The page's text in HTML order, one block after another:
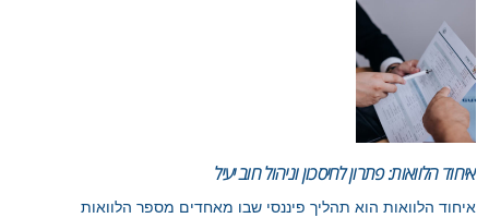
איחוד הלוואות: פתרון לחיסכון וניהול חוב יעיל
איחוד הלוואות הוא תהליך פיננסי שבו מאחדים מספר הלוואות